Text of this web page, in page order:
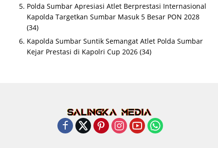
Polda Sumbar Apresiasi Atlet Berprestasi Internasional
Kapolda Targetkan Sumbar Masuk 5 Besar PON 2028
(34)
Kapolda Sumbar Suntik Semangat Atlet Polda Sumbar
Kejar Prestasi di Kapolri Cup 2026 (34)